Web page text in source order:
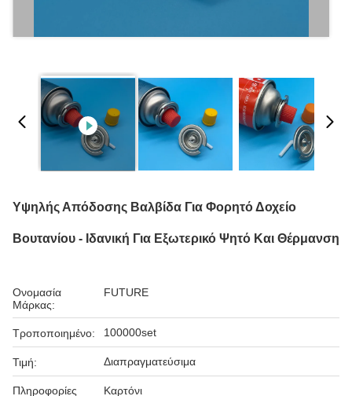
Υψηλής Απόδοσης Βαλβίδα Για Φορητό Δοχείο
Βουτανίου - Ιδανική Για Εξωτερικό Ψητό Και Θέρμανση
Ονομασία
Μάρκας:
FUTURE
Τροποποιημένο: 100000set
Τιμή: Διαπραγματεύσιμα
Πληροφορίες
Καρτόνι